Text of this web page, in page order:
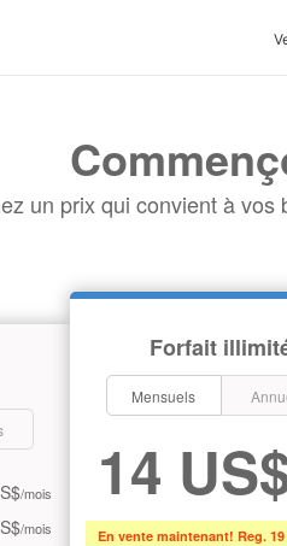
un prix qui convient à vos
Forfait
Mensuels
14
En vente maintenant! Reg.
/mois
/mois